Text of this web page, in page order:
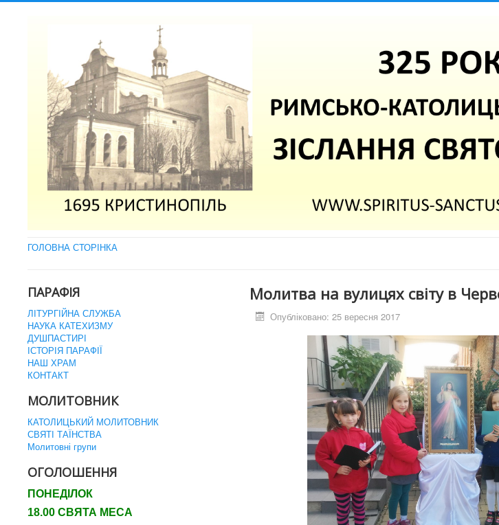
ГОЛОВНА СТОРІНКА
ПАРАФІЯ
ЛІТУРГІЙНА СЛУЖБА
НАУКА КАТЕХИЗМУ
ДУШПАСТИРІ
ІСТОРІЯ ПАРАФІЇ
НАШ ХРАМ
КОНТАКТ
МОЛИТОВНИК
КАТОЛИЦЬКИЙ МОЛИТОВНИК
СВЯТІ ТАЇНСТВА
Молитовні групи
ОГОЛОШЕННЯ
ПОНЕДІЛОК
18.00 СВЯТА МЕСА
Молитва на вулицях світу в
Опубліковано: 25 вересня 2017